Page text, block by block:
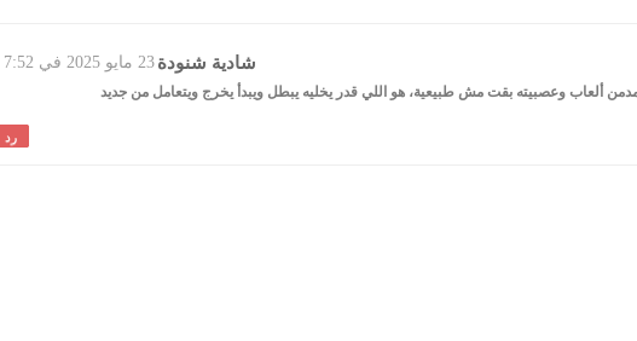
شادية شنودة 23 مايو 2025 في 7:52 م
ألعاب وعصبيته بقت مش طبيعية، هو اللي قدر يخليه يبطل ويبدأ يخرج ويتعامل من جديد
رد